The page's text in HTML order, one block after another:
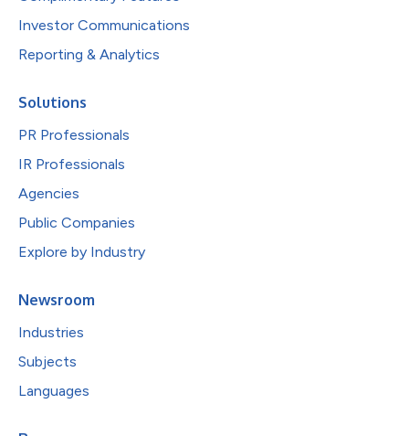
Investor Communications
Reporting & Analytics
Solutions
PR Professionals
IR Professionals
Agencies
Public Companies
Explore by Industry
Newsroom
Industries
Subjects
Languages